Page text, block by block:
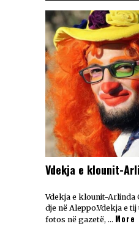
Vdekja e klounit-
Vdekja e klounit-Arlinda
dje në Aleppo.Vdekja e
fotos në gazetë, … More